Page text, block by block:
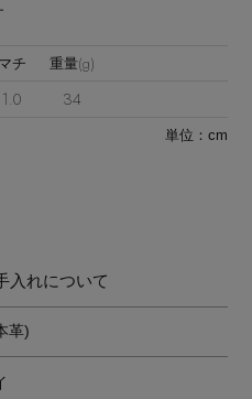
マチ 重量(g)
1.0 34
単位：cm
入れについて
革)